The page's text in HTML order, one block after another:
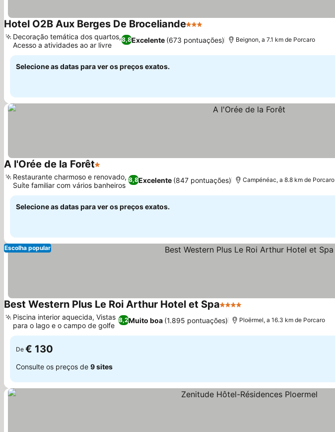
Hotel O2B Aux Berges De Broceliande3 Estrelas
8,8Excelente (673 pontuações)
Decoração temática dos quartos,
Acesso a atividades ao ar livre
Beignon, a 7.1 km de Porcaro
Selecione as datas para ver os preços exatos.
A l'Orée de la Forêt1 Estrelas
8,8Excelente (847 pontuações)
Restaurante charmoso e renovado,
Suíte familiar com vários banheiros
Campénéac, a 8.8 km de Porcaro
Selecione as datas para ver os preços exatos.
Escolha popular
Best Western Plus Le Roi Arthur Hotel et Spa4 Estrelas
8,2Muito boa (1.895 pontuações)
Piscina interior aquecida, Vistas
para o lago e o campo de golfe
Ploërmel, a 16.3 km de Porcaro
De € 130
Consulte os preços de 9 sites